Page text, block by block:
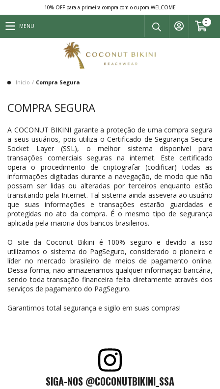
10% OFF para a primeira compra com o cupom WELCOME
MENU
0
Início / Compra Segura
COMPRA SEGURA
A COCONUT BIKINI garante a proteção de uma compra segura
a seus usuários, pois utiliza o Certificado de Segurança Secure
Socket Layer (SSL), o melhor sistema disponível para
transações comerciais seguras na internet. Este certificado
opera o procedimento de criptografar (codificar) todas as
informações digitadas durante a navegação, de modo que não
possam ser lidas ou alteradas por terceiros enquanto estão
transitando pela Internet. Tal sistema ainda assevera ao usuário
que suas informações e transações estarão guardadas e
protegidas no ato da compra. É o mesmo tipo de segurança
aplicada pela maioria dos bancos brasileiros.
O site da Coconut Bikini é 100% seguro e devido a isso
utilizamos o sistema do PagSeguro, considerado o pioneiro e
líder no mercado brasileiro de meios de pagamento online.
Dessa forma, não armazenamos qualquer informação bancária,
sendo toda transação financeira feita diretamente através dos
serviços de pagamento do PagSeguro.
Garantimos total segurança e sigilo em suas compras!
SIGA-NOS @COCONUTBIKINI_SSA